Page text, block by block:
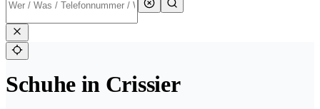
Schuhe in Crissier